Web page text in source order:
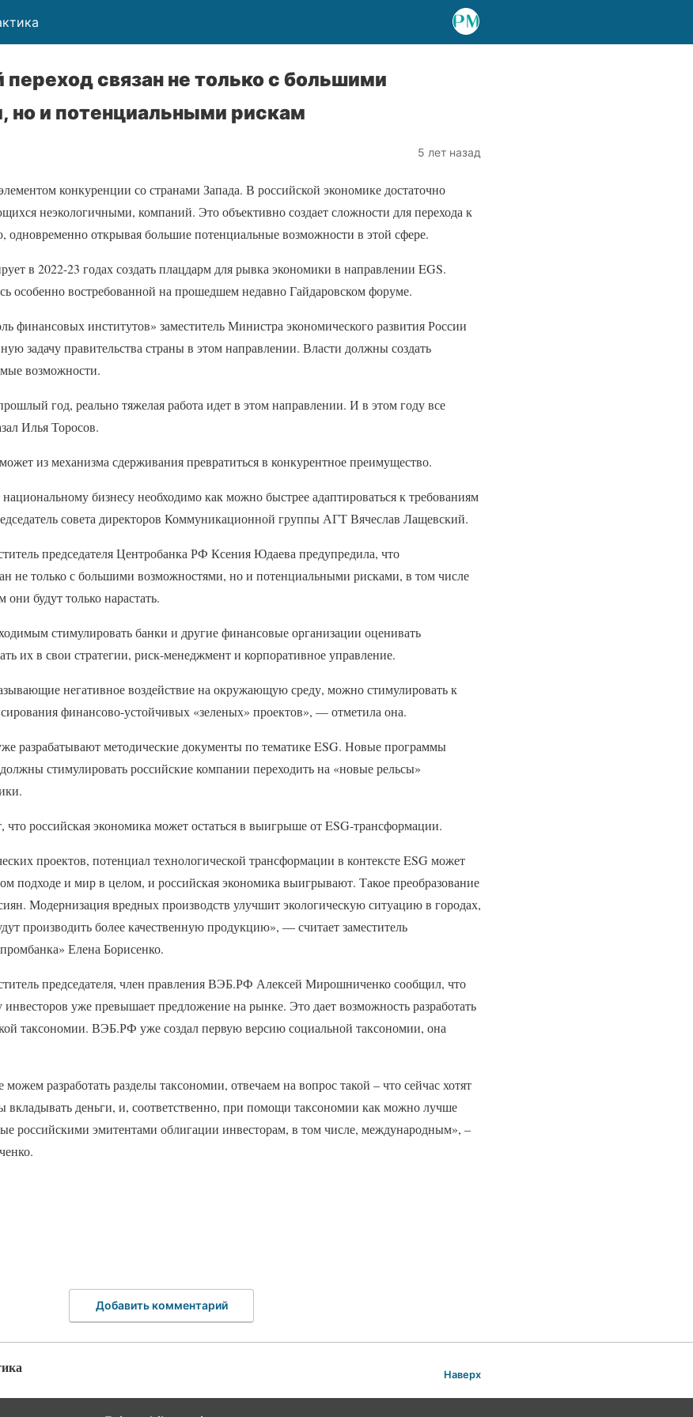
переход связан не только с большими
но и потенциальными рискам
5 лет назад
конкуренции со странами Запада. В российской экономике достаточно
неэкологичными, компаний. Это объективно создает сложности для перехода к
одновременно открывая большие потенциальные возможности в этой сфере.
в 2022-23 годах создать плацдарм для рывка экономики в направлении EGS.
особенно востребованной на прошедшем недавно Гайдаровском форуме.
финансовых институтов» заместитель Министра экономического развития России
задачу правительства страны в этом направлении. Власти должны создать
возможности.
год, реально тяжелая работа идет в этом направлении. И в этом году все
Илья Торосов.
из механизма сдерживания превратиться в конкурентное преимущество.
бизнесу необходимо как можно быстрее адаптироваться к требованиям
совета директоров Коммуникационной группы АГТ Вячеслав Лащевский.
председателя Центробанка РФ Ксения Юдаева предупредила, что
не только с большими возможностями, но и потенциальными рисками, в том числе
будут только нарастать.
стимулировать банки и другие финансовые организации оценивать
их в свои стратегии, риск-менеджмент и корпоративное управление.
негативное воздействие на окружающую среду, можно стимулировать к
финансово-устойчивых «зеленых» проектов», — отметила она.
разрабатывают методические документы по тематике ESG. Новые программы
стимулировать российские компании переходить на «новые рельсы»
российская экономика может остаться в выигрыше от ESG-трансформации.
проектов, потенциал технологической трансформации в контексте ESG может
подходе и мир в целом, и российская экономика выигрывают. Такое преобразование
Модернизация вредных производств улучшит экологическую ситуацию в городах,
производить более качественную продукцию», — считает заместитель
Елена Борисенко.
председателя, член правления ВЭБ.РФ Алексей Мирошниченко сообщил, что
уже превышает предложение на рынке. Это дает возможность разработать
таксономии. ВЭБ.РФ уже создал первую версию социальной таксономии, она
разработать разделы таксономии, отвечаем на вопрос такой – что сейчас хотят
вкладывать деньги, и, соответственно, при помощи таксономии как можно лучше
российскими эмитентами облигации инвесторам, в том числе, международным», –
Добавить комментарий
Наверх